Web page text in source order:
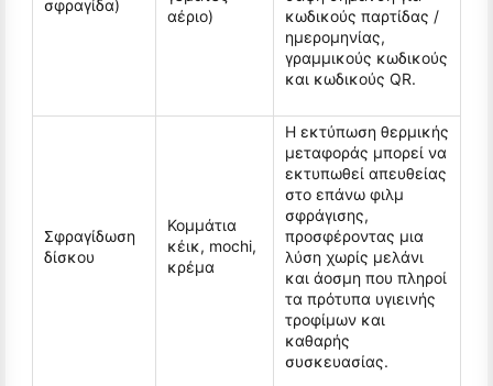
σφραγίδα)
αέριο)
κωδικούς παρτίδας /
ημερομηνίας,
γραμμικούς κωδικούς
και κωδικούς QR.
Σφραγίδωση
δίσκου
Κομμάτια
κέικ, mochi,
κρέμα
Η εκτύπωση θερμικής
μεταφοράς μπορεί να
εκτυπωθεί απευθείας
στο επάνω φιλμ
σφράγισης,
προσφέροντας μια
λύση χωρίς μελάνι
και άοσμη που πληροί
τα πρότυπα υγιεινής
τροφίμων και
καθαρής
συσκευασίας.